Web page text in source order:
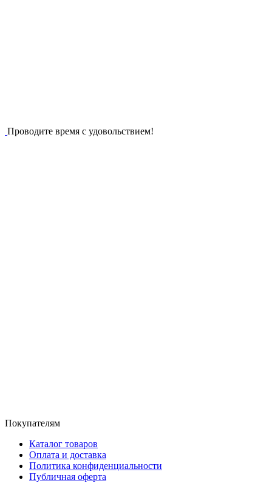
Проводите время с удовольствием!
Покупателям
Каталог товаров
Оплата и доставка
Политика конфиденциальности
Публичная оферта